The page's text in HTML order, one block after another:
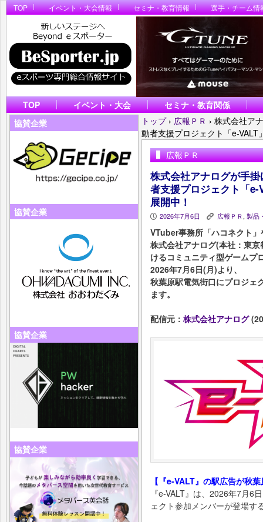
TOP イベント・大会情報 セミナ・教育情報 選手・チーム情
TOP イベント・大会
セミナ・教育関係
協賛企業
協賛企業
協賛企業
協賛企業
トップ › 広報ＰＲ › 株式会社ア
動者支援プロジェクト「e-
広報ＰＲ
株式会社アナログが手
者支援プロジェクト「
展開中！
P 2026年7月6日 K 広報ＰＲ,製品
VTuber事務所「ハコネクト
株式会社アナログ(本社：東
けるコミュニティ型ゲームプ
2026年7月6日(月)より、
秋葉原駅電気街口にプロジェ
ます。
配信元： 株式会社アナログ
【『e-VALT』の駅広告が秋
『e-VALT』は、2026年7月6
ェクト参加メンバーが登場す